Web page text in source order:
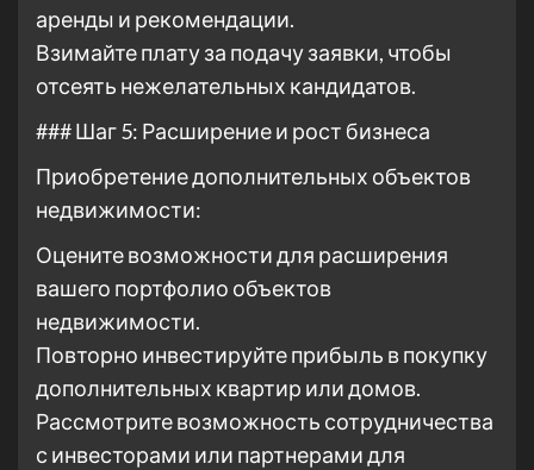
аренды и рекомендации.
Взимайте плату за подачу заявки, чтобы
отсеять нежелательных кандидатов.
### Шаг 5: Расширение и рост бизнеса
Приобретение дополнительных объектов
недвижимости:
Оцените возможности для расширения
вашего портфолио объектов
недвижимости.
Повторно инвестируйте прибыль в покупку
дополнительных квартир или домов.
Рассмотрите возможность сотрудничества
с инвесторами или партнерами для